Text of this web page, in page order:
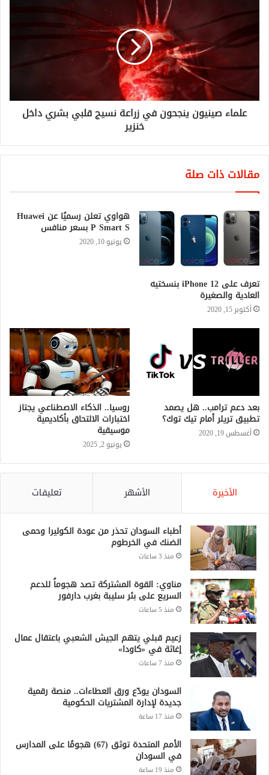
علماء صينيون ينجحون في زراعة نسيج قلبي بشري داخل
خنزير
مقالات ذات صلة
تعرف على iPhone 12 بنسختيه
العادية والصغيرة
أكتوبر 15, 2020
هواوي تعلن رسميًا عن Huawei
P Smart S بسعر منافس
يونيو 10, 2020
بعد دعم ترامب.. هل يصمد
تطبيق تريلر أمام تيك توك؟
أغسطس 19, 2020
روسيا.. الذكاء الاصطناعي يجتاز
اختبارات الالتحاق بأكاديمية
موسيقية
يونيو 2, 2025
الأخيرة الأشهر تعليقات
أطباء السودان تحذر من عودة الكوليرا وحمى
الضنك في الخرطوم
منذ 3 ساعات
مناوي: القوة المشتركة تصد هجوماً للدعم
السريع على بئر سليبة بغرب دارفور
منذ 5 ساعات
زعيم قبلي يتهم الجيش الشعبي باعتقال عمال
إغاثة في «كاودا»
منذ 7 ساعات
السودان يودّع ورق العطاءات.. منصة رقمية
جديدة لإدارة المشتريات الحكومية
منذ 17 ساعة
الأمم المتحدة توثق (67) هجومًا على المدارس
في السودان
منذ 19 ساعة